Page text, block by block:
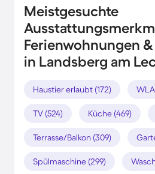
Meistgesuchte
Ferienwohnungen
in Landsberg am
Haustier erlaubt (172)
TV (524) Küche (469)
Terrasse/Balkon (309)
Spülmaschine (299)